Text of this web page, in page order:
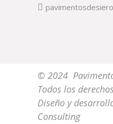
© 2024
Todos los
Diseño y
Consulting